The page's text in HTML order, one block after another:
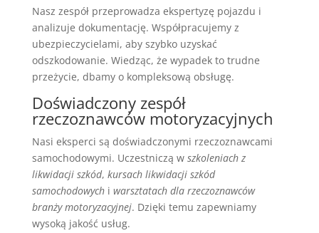
Nasz zespół przeprowadza ekspertyzę pojazdu i
analizuje dokumentację. Współpracujemy z
ubezpieczycielami, aby szybko uzyskać
odszkodowanie. Wiedząc, że wypadek to trudne
przeżycie, dbamy o kompleksową obsługę.
Doświadczony zespół
rzeczoznawców motoryzacyjnych
Nasi eksperci są doświadczonymi rzeczoznawcami
samochodowymi. Uczestniczą w szkoleniach z
likwidacji szkód, kursach likwidacji szkód
samochodowychi warsztatach dla rzeczoznawców
branży motoryzacyjnej. Dzięki temu zapewniamy
wysoką jakość usług.